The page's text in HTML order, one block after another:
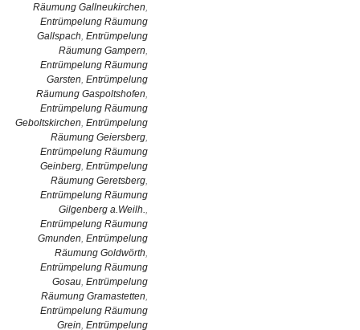
Räumung Gallneukirchen,
Entrümpelung Räumung
Gallspach, Entrümpelung
Räumung Gampern,
Entrümpelung Räumung
Garsten, Entrümpelung
Räumung Gaspoltshofen,
Entrümpelung Räumung
Geboltskirchen, Entrümpelung
Räumung Geiersberg,
Entrümpelung Räumung
Geinberg, Entrümpelung
Räumung Geretsberg,
Entrümpelung Räumung
Gilgenberg a.Weilh.,
Entrümpelung Räumung
Gmunden, Entrümpelung
Räumung Goldwörth,
Entrümpelung Räumung
Gosau, Entrümpelung
Räumung Gramastetten,
Entrümpelung Räumung
Grein, Entrümpelung